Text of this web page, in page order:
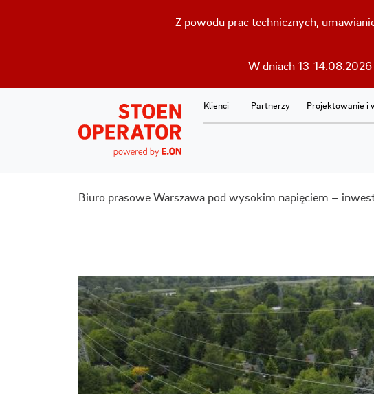
Z powodu prac technicznych,
W dniach 13-
Klienci Partnerzy Projektowanie i
Biuro prasoweWarszawa pod wysokim napięciem –